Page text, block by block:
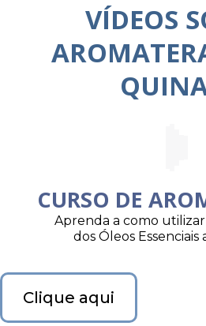
VÍDEOS
CURSO DE
Aprenda a como
dos Óleos Essenciais
Clique aqui